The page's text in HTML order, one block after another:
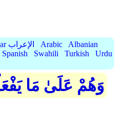
Grammar الإعراب Arabic
Albanian
Spanish Swahili Turkish
Urdu
وَهُمْ عَلَىٰ مَا